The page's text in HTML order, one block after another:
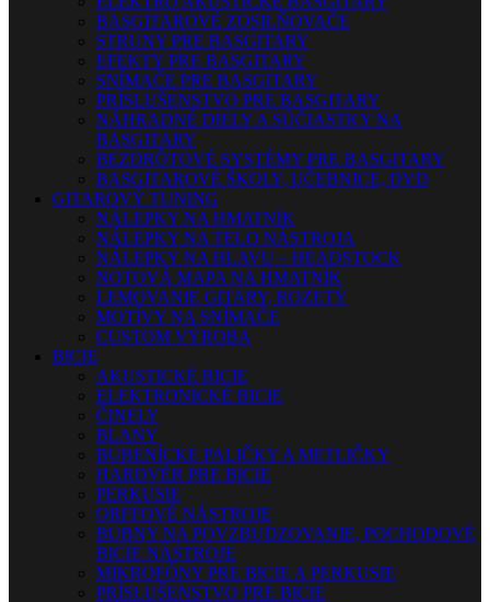
BASGITAROVÉ ZOSILŇOVAČE
STRUNY PRE BASGITARY
EFEKTY PRE BASGITARY
SNÍMAČE PRE BASGITARY
PRÍSLUŠENSTVO PRE BASGITARY
NÁHRADNÉ DIELY A SÚČIASTKY NA
BASGITARY
BEZDRÔTOVÉ SYSTÉMY PRE BASGITARY
BASGITAROVÉ ŠKOLY, UČEBNICE, DVD
GITAROVÝ TUNING
NÁLEPKY NA HMATNÍK
NÁLEPKY NA TELO NÁSTROJA
NÁLEPKY NA HLAVU – HEADSTOCK
NOTOVÁ MAPA NA HMATNÍK
LEMOVANIE GITARY, ROZETY
MOTÍVY NA SNÍMAČE
CUSTOM VÝROBA
BICIE
AKUSTICKÉ BICIE
ELEKTRONICKÉ BICIE
ČINELY
BLANY
BUBENÍCKE PALIČKY A METLIČKY
HARDVÉR PRE BICIE
PERKUSIE
ORFFOVÉ NÁSTROJE
BUBNY NA POVZBUDZOVANIE, POCHODOVÉ
BICIE NÁSTROJE
MIKROFÓNY PRE BICIE A PERKUSIE
PRÍSLUŠENSTVO PRE BICIE